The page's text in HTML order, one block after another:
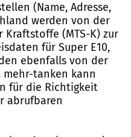
(Name, Adresse,
werden von der
(MTS-K) zur
für Super E10,
ebenfalls von der
mehr-tanken kann
für die Richtigkeit
abrufbaren